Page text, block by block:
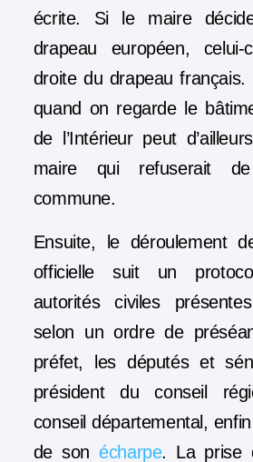
écrite. Si le maire
drapeau européen,
droite du drapeau
quand on regarde le
de l’Intérieur peut
maire qui refuserait
commune.
Ensuite, le déroulement
officielle suit un
autorités civiles
selon un ordre de
préfet, les députés et
président du conseil
conseil départemental,
de sonécharpe. La prise